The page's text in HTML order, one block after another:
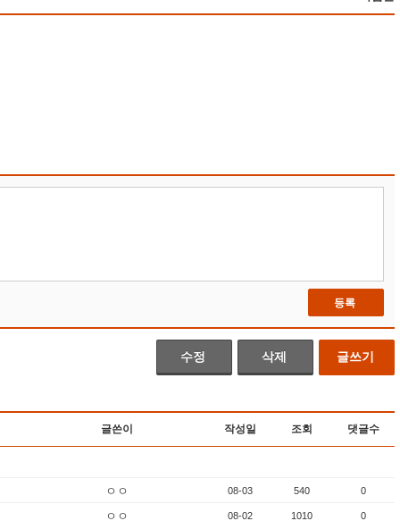
등록
수정 삭제 글쓰기
글쓴이 작성일 조회 댓글수
ㅇㅇ 08-03 540 0
ㅇㅇ 08-02 1010 0